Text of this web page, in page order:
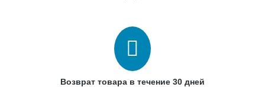
Возврат товара в течение 30 дней